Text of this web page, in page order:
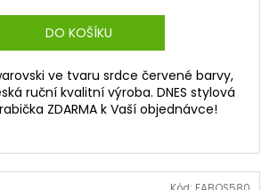
DO KOŠÍKU
ve tvaru srdce červené barvy,
ruční kvalitní výroba. DNES stylová
ZDARMA k Vaší objednávce!